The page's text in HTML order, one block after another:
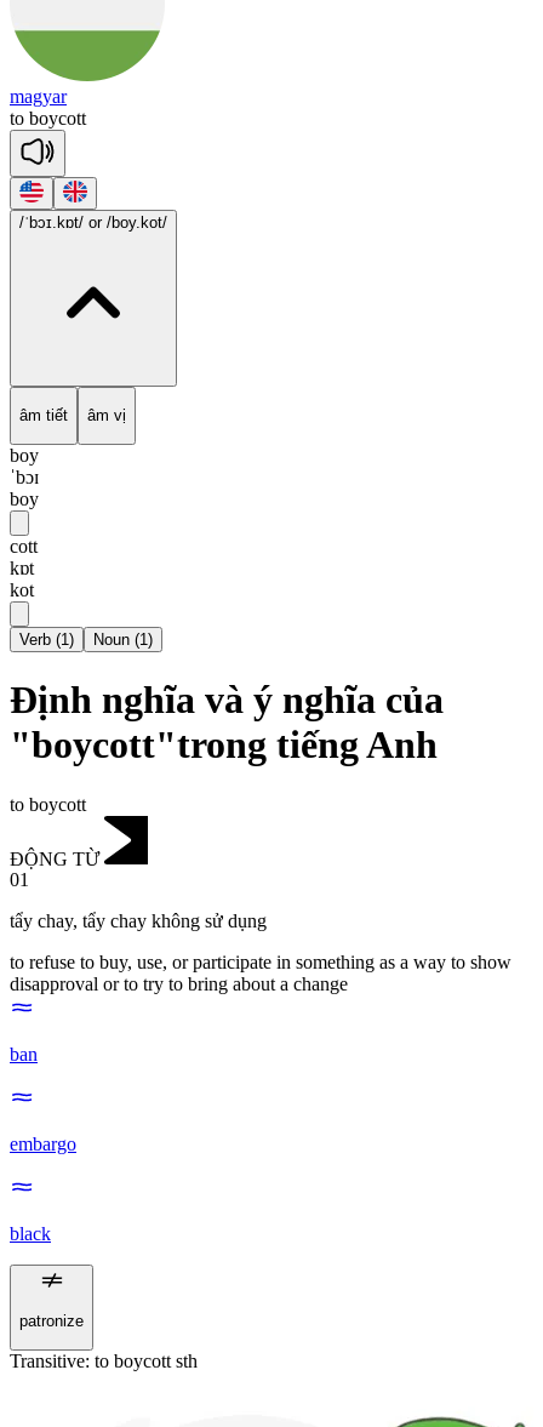
magyar
to boycott
/ˈbɔɪ.kɒt/ or /boy.kot/
âm tiết âm vị
boy
ˈbɔɪ
boy
cott
kɒt
kot
Verb (1) Noun (1)
Định nghĩa và ý nghĩa của
"boycott"trong tiếng Anh
to boycott
ĐỘNG TỪ
01
tẩy chay, tẩy chay không sử dụng
to refuse to buy, use, or participate in something as a way to show
disapproval or to try to bring about a change
ban
embargo
black
patronize
Transitive: to boycott sth